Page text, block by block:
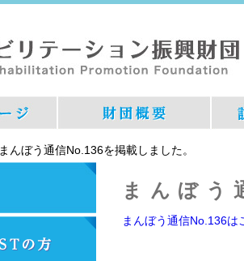
まんぼう通信No.136を掲載しました。
まんぼう
まんぼう通信No.136は